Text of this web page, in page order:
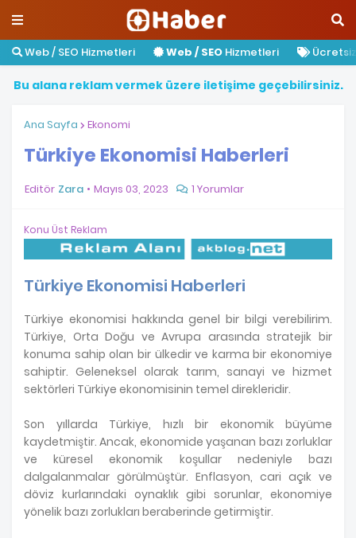
Web / SEO Hizmetleri Web / SEO Hizmetleri
Bu alana reklamvermek üzere iletişime geçebilirsiniz.
Ana Sayfa Ekonomi
Türkiye Ekonomisi Haberleri
Editör Zara Mayıs 03, 2023 1 Yorumlar
Konu Üst Reklam
Türkiye Ekonomisi Haberleri
Türkiye ekonomisi hakkında genel bir bilgi verebilirim.
Türkiye, Orta Doğu ve Avrupa arasında stratejik bir
konuma sahip olan bir ülkedir ve karma bir ekonomiye
sahiptir. Geleneksel olarak tarım, sanayi ve hizmet
sektörleri Türkiye ekonomisinin temel direkleridir.
Son yıllarda Türkiye, hızlı bir ekonomik büyüme
kaydetmiştir. Ancak, ekonomide yaşanan bazı zorluklar
ve küresel ekonomik koşullar nedeniyle bazı
dalgalanmalar görülmüştür. Enflasyon, cari açık ve
döviz kurlarındaki oynaklık gibi sorunlar, ekonomiye
yönelik bazı zorlukları beraberinde getirmiştir.